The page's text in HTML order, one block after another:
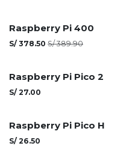
Raspberry Pi 400
S/ 378.50 S/389.90
Raspberry Pi Pico 2
S/ 27.00
Raspberry Pi Pico H
S/ 26.50